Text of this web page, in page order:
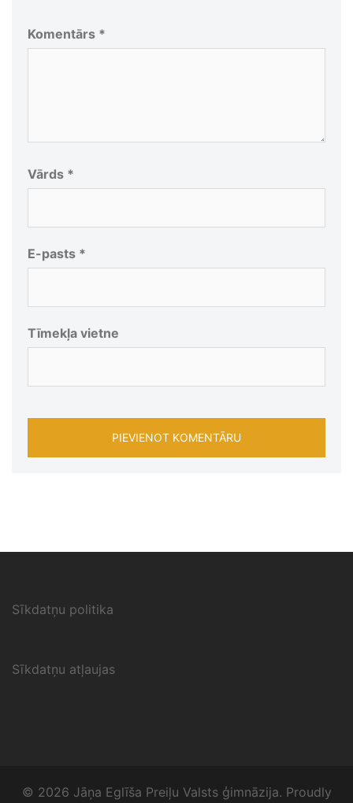
Komentārs *
Vārds *
E-pasts *
Tīmekļa vietne
Sīkdatņu politika
Sīkdatņu atļaujas
© 2026 Jāņa Eglīša Preiļu Valsts ģimnāzija. Proudly